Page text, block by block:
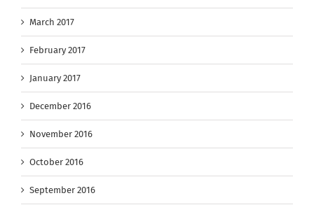
March 2017
February 2017
January 2017
December 2016
November 2016
October 2016
September 2016